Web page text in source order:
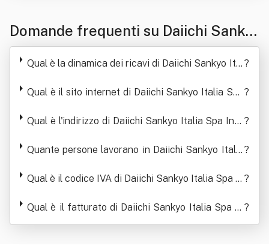
Domande frequenti su Daiichi Sanky
o Italia Spa In Forma Abbreviata Daii
Qual è la dinamica dei ricavi di Daiichi Sankyo Ital
Spa
?
Qual è il sito internet di Daiichi Sankyo Italia Spa ?
Qual è l'indirizzo di Daiichi Sankyo Italia Spa In F ?
Quante persone lavorano in Daiichi Sankyo Italia
a
?
Qual è il codice IVA di Daiichi Sankyo Italia Spa In ?
Qual è il fatturato di Daiichi Sankyo Italia Spa In
Forma Abbreviata Daiichi Sankyo Italia Spa
?